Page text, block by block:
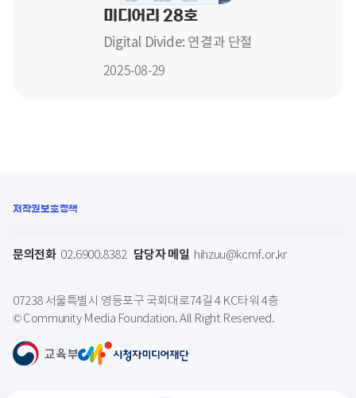
미디어리 28호
Digital Divide: 연결과 단절
2025-08-29
저작권보호정책
문의전화 02.6900.8382 담당자 메일 hihzuu@kcmf.or.kr
07238 서울특별시 영등포구 국회대로74길 4 KC타워 4층
© Community Media Foundation. All Right Reserved.